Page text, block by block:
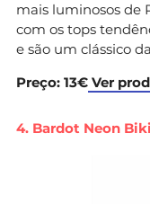
mais luminosos de
com os tops
e são um clássico
Preço: 13€ Ver
4. Bardot Neon